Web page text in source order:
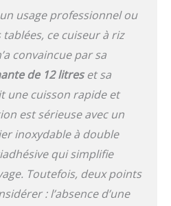
sécurité supplémentaire
pendant l'utilisation
Fonction de maintien au
chaud automatique : le
cuiseur à riz est équipé
d'une fonction de
maintien au chaud
automatique qui garantit
que votre riz reste
toujours à la température
idéale jusqu'à ce que
vous soyez prêt à le
servir Efficace et puissant
: Avec une puissance de
usage professionnel ou
ce cuiseur à riz
convaincue par sa
de 12 litreset sa
une cuisson rapide et
est sérieuse avec un
inoxydable à double
qui simplifie
Toutefois, deux points
: l’absence d’une